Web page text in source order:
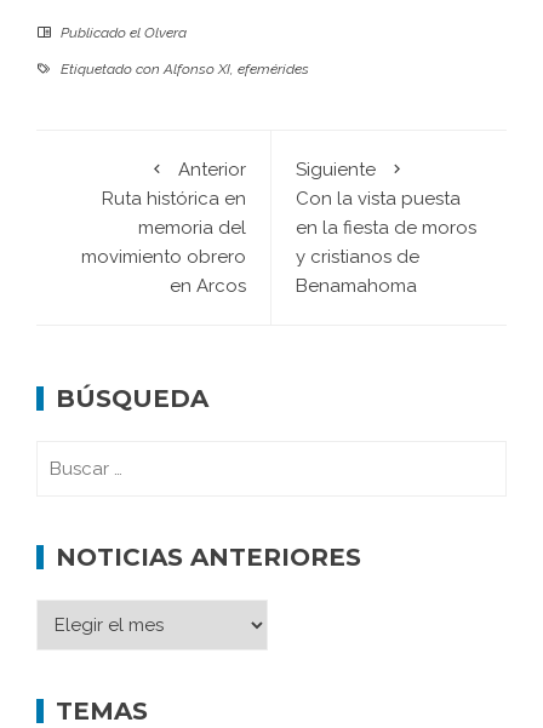
Publicado el Olvera
Etiquetado conAlfonso XI, efemérides
Anterior
Ruta histórica en
memoria del
movimiento obrero
en Arcos
Siguiente
Con la vista puesta
en la fiesta de moros
y cristianos de
Benamahoma
BÚSQUEDA
NOTICIAS ANTERIORES
TEMAS